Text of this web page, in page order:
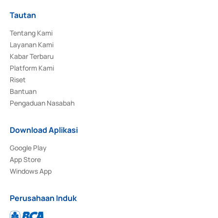
Tautan
Tentang Kami
Layanan Kami
Kabar Terbaru
Platform Kami
Riset
Bantuan
Pengaduan Nasabah
Download Aplikasi
Google Play
App Store
Windows App
Perusahaan Induk